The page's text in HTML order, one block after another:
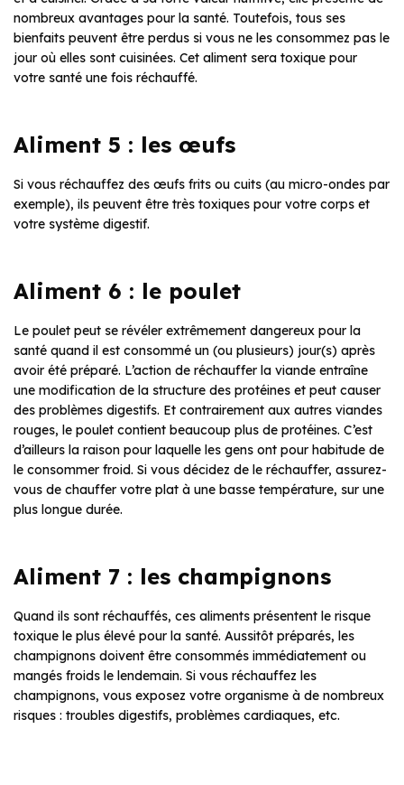
nombreux avantages pour la santé. Toutefois, tous ses
bienfaits peuvent être perdus si vous ne les consommez pas le
jour où elles sont cuisinées. Cet aliment sera toxique pour
votre santé une fois réchauffé.
Aliment 5 : les œufs
Si vous réchauffez des œufs frits ou cuits (au micro-ondes par
exemple), ils peuvent être très toxiques pour votre corps et
votre système digestif.
Aliment 6 : le poulet
Le poulet peut se révéler extrêmement dangereux pour la
santé quand il est consommé un (ou plusieurs) jour(s) après
avoir été préparé. L’action de réchauffer la viande entraîne
une modification de la structure des protéines et peut causer
des problèmes digestifs. Et contrairement aux autres viandes
rouges, le poulet contient beaucoup plus de protéines. C’est
d’ailleurs la raison pour laquelle les gens ont pour habitude de
le consommer froid. Si vous décidez de le réchauffer, assurez-
vous de chauffer votre plat à une basse température, sur une
plus longue durée.
Aliment 7 : les champignons
Quand ils sont réchauffés, ces aliments présentent le risque
toxique le plus élevé pour la santé. Aussitôt préparés, les
champignons doivent être consommés immédiatement ou
mangés froids le lendemain. Si vous réchauffez les
champignons, vous exposez votre organisme à de nombreux
risques : troubles digestifs, problèmes cardiaques, etc.